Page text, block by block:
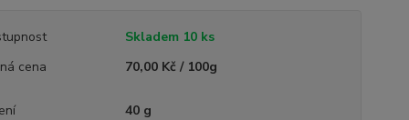
Skladem 10 ks
cena
70,00 Kč / 100g
40 g